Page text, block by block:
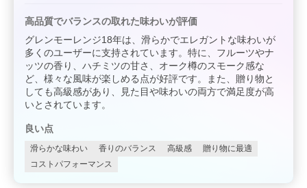
高品質でバランスの取れた味わいが評価
グレンモーレンジ18年は、滑らかでエレガントな味わいが
多くのユーザーに支持されています。特に、フルーツやナ
ッツの香り、ハチミツの甘さ、オーク樽のスモーク感な
ど、様々な風味が楽しめる点が好評です。また、贈り物と
しても高級感があり、見た目や味わいの両方で満足度が高
いとされています。
良い点
滑らかな味わい 香りのバランス 高級感
贈り物に最適
コストパフォーマンス